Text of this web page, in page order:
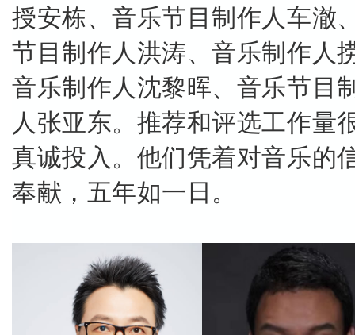
授安栋、音乐节目制作人车澈
节目制作人洪涛、音乐制作人
音乐制作人沈黎晖、音乐节目
人张亚东。推荐和评选工作量
真诚投入。他们凭着对音乐的
奉献，五年如一日。